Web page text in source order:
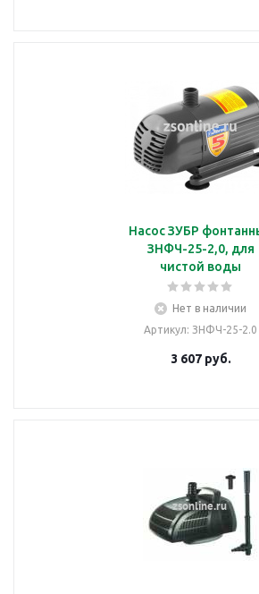
Насос ЗУБР
ЗНФЧ-25-2,0, для
чистой воды
Нет в наличии
Артикул: ЗНФЧ-25-2.0
3 607руб.